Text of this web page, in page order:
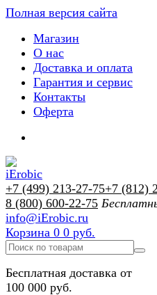
Полная версия сайта
Магазин
О нас
Доставка и оплата
Гарантия и сервис
Контакты
Оферта
+7 (499) 213-27-75+7 (812)
8 (800) 600-22-75
info@iErobic.ru
Корзина 0 0 руб.
Бесплатная доставка от
100 000 руб.